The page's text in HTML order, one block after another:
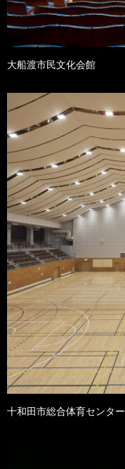
大船渡市民文化会館
十和田市総合体育センター